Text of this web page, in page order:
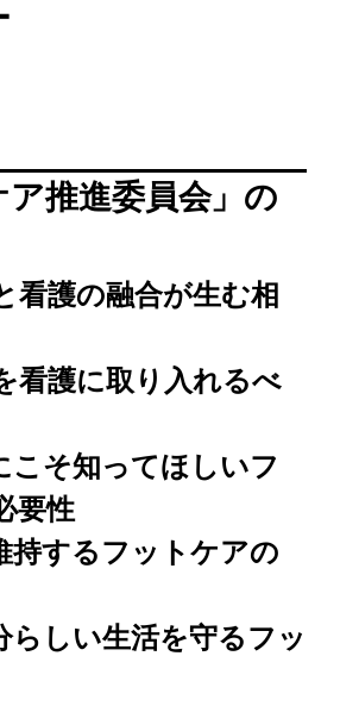
ア推進委員会」の
看護の融合が生む相
看護に取り入れるべ
こそ知ってほしいフ
要性
持するフットケアの
らしい生活を守るフッ